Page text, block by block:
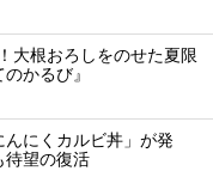
大根おろしをのせた夏限
かるび』
んにくカルビ丼」が発
待望の復活